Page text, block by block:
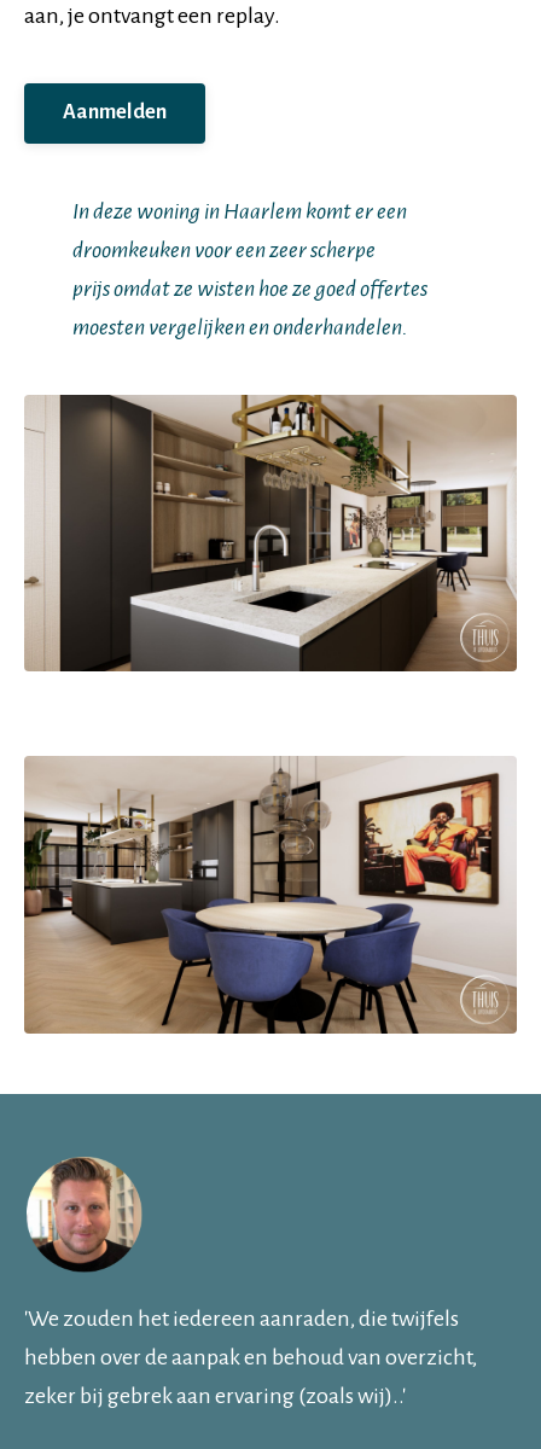
aan, je ontvangt een replay.
Aanmelden
In deze woning in Haarlem komt er een
droomkeuken voor een zeer scherpe
prijs omdat ze wisten hoe ze goed offertes
moesten vergelijken en onderhandelen.
'We zouden het iedereen aanraden, die twijfels
hebben over de aanpak en behoud van overzicht,
zeker bij gebrek aan ervaring (zoals wij). .'